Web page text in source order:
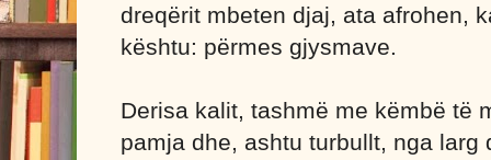
dreqërit mbeten djaj, ata afrohen,
kështu: përmes gjysmave.
Derisa kalit, tashmë me këmbë të
pamja dhe, ashtu turbullt, nga larg